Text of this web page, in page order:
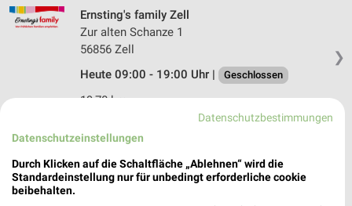
❯
Ernsting's family Zell
Zur alten Schanze 1
56856 Zell
Heute 09:00 - 19:00 Uhr |
Geschlossen
19,70 km
Ernsting's family Trier
Zurmaiener Straße 160-168
54292 Trier
Datenschutzbestimmungen
Datenschutzeinstellungen
Durch Klicken auf die Schaltfläche „Ablehnen“ wird die
Standardeinstellung nur für unbedingt erforderliche cookie
beibehalten.